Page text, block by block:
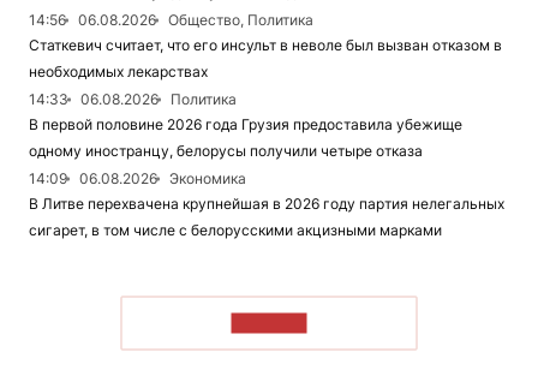
14:56
06.08.2026
Общество, Политика
Статкевич считает, что его инсульт в неволе был вызван отказом в
необходимых лекарствах
14:33
06.08.2026
Политика
В первой половине 2026 года Грузия предоставила убежище
одному иностранцу, белорусы получили четыре отказа
14:09
06.08.2026
Экономика
В Литве перехвачена крупнейшая в 2026 году партия нелегальных
сигарет, в том числе с белорусскими акцизными марками